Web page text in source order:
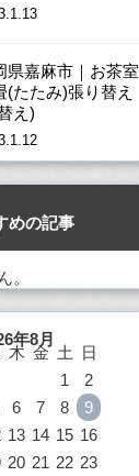
県嘉麻市｜お茶室
(たたみ)張り替え
え)
めの記事
。
年8月
木 金 土
日
1
2
6 7 8
9
13 14 15 16
20 21 22 23